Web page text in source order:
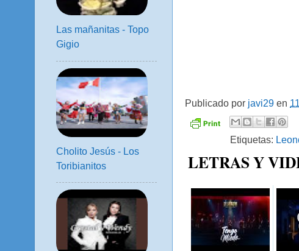
Publicado por javi29 en
Etiquetas:
LETRAS Y
Las mañanitas - Topo
Gigio
Cholito Jesús - Los
Toribianitos